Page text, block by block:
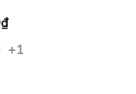
, Thoải Mái Vận
+1